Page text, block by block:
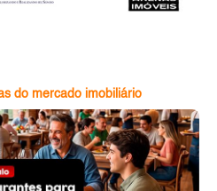
do mercado imobiliário